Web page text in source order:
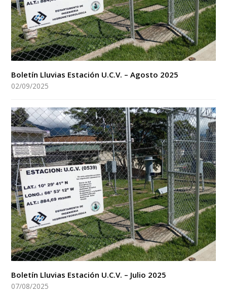
Boletín Lluvias Estación U.C.V. – Agosto 2025
02/09/2025
Boletín Lluvias Estación U.C.V. – Julio 2025
07/08/2025